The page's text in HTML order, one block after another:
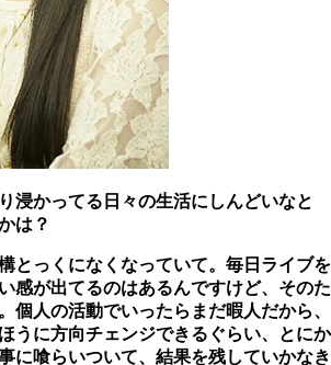
浸かってる日々の生活にしんどいなと
は？
っくになくなっていて。毎日ライブを
感が出てるのはあるんですけど、そのた
個人の活動でいったらまだ暇人だから、
うに方向チェンジできるぐらい、とにか
に喰らいついて、結果を残していかなき